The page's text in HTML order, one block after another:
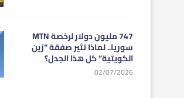
747 مليون دولار لرخصة MTN
سوريا.. لماذا تثير صفقة “زين
الكويتية” كل هذا الجدل؟
02/07/2026